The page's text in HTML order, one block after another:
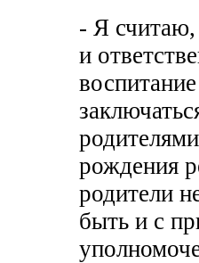
- Я считаю,
и
рождения
родители
быть и с